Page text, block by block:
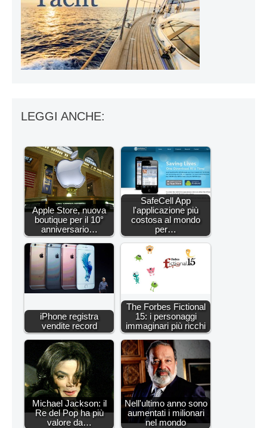
LEGGI ANCHE:
Apple Store, nuova
boutique per il 10°
anniversario…
SafeCell App
l'applicazione più
costosa al mondo
per…
iPhone registra
vendite record
The Forbes Fictional
15: i personaggi
immaginari più ricchi
Michael Jackson: il
Re del Pop ha più
valore da…
Nell'ultimo anno sono
aumentati i milionari
nel mondo